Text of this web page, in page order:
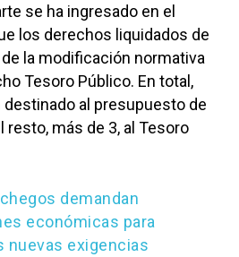
se ha ingresado en el
los derechos liquidados de
la modificación normativa
Tesoro Público. En total,
destinado al presupuesto de
resto, más de 3, al Tesoro
demandan
económicas para
nuevas exigencias